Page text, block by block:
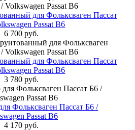
для Фольксваген Пассат
Passat B6
6 700 руб.
для Фольксваген Пассат
Passat B6
3 780 руб.
Фольксваген Пассат Б6 /
Passat B6
4 170 руб.